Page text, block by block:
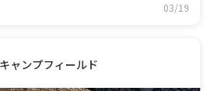
03/19
ャンプフィールド